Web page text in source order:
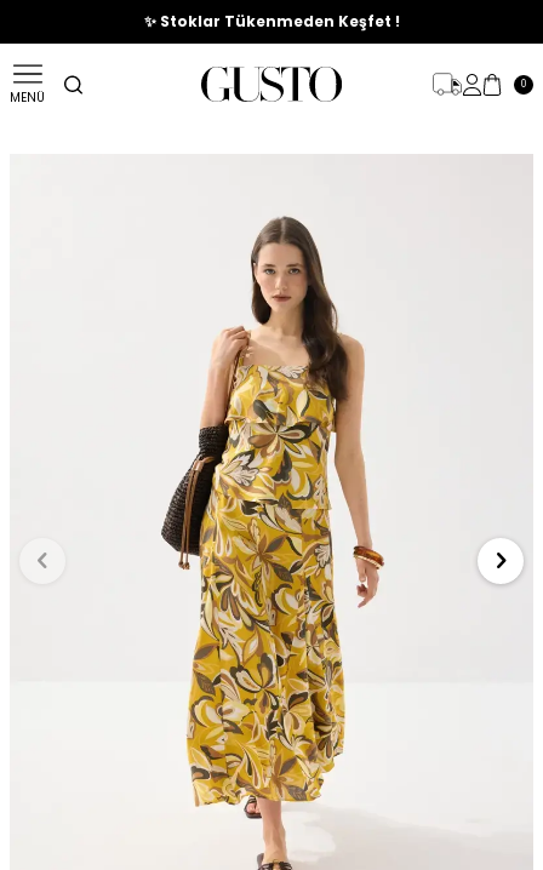
🎉%70'e Varan Büyük Yaz İndirim Başladı !
✨ Stoklar Tükenmeden Keşfet !
MENÜ
0